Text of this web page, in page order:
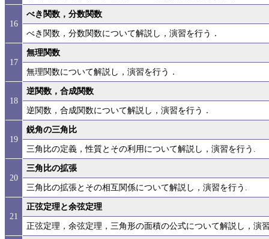
16
べき関数，分数関数
べき関数，分数関数について解説し，演習を行う．
17
無理関数
無理関数について解説し，演習を行う．
18
逆関数，合成関数
逆関数，合成関数について解説し，演習を行う．
19
鋭角の三角比
三角比の定義，性質とその利用について解説し，演習を行う.
20
三角比の拡張
三角比の拡張とその相互関係について解説し，演習を行う.
21
正弦定理と余弦定理
正弦定理，余弦定理，三角形の面積の公式について解説し，演